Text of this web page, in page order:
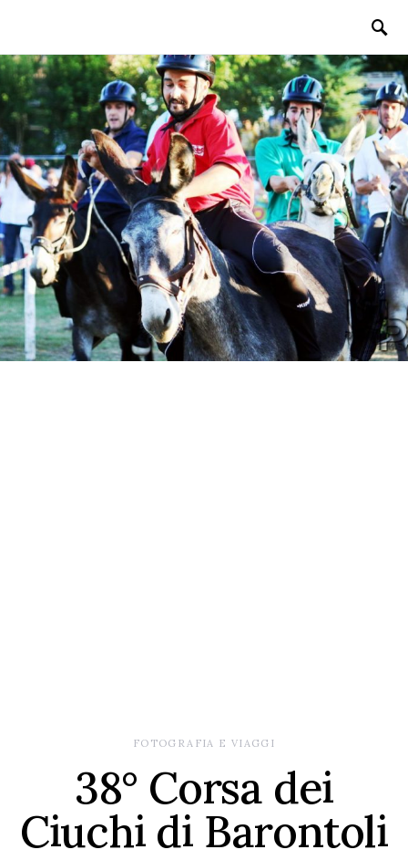
FOTOGRAFIA E VIAGGI
38° Corsa dei
Ciuchi di Barontoli